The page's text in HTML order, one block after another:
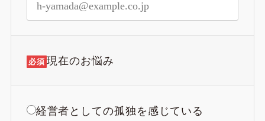
必須 現在のお悩み
経営者としての孤独を感じている